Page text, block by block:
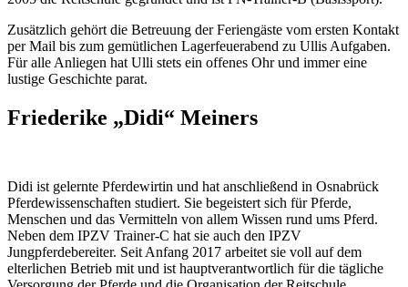
Zusätzlich gehört die Betreuung der Feriengäste vom ersten Kontakt
per Mail bis zum gemütlichen Lagerfeuerabend zu Ullis Aufgaben.
Für alle Anliegen hat Ulli stets ein offenes Ohr und immer eine
lustige Geschichte parat.
Friederike „Didi“ Meiners
Didi ist gelernte Pferdewirtin und hat anschließend in Osnabrück
Pferdewissenschaften studiert. Sie begeistert sich für Pferde,
Menschen und das Vermitteln von allem Wissen rund ums Pferd.
Neben dem IPZV Trainer-C hat sie auch den IPZV
Jungpferdebereiter. Seit Anfang 2017 arbeitet sie voll auf dem
elterlichen Betrieb mit und ist hauptverantwortlich für die tägliche